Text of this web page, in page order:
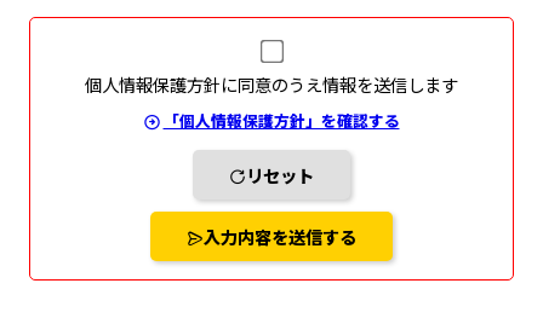
個人情報保護方針に同意のうえ情報を送信します
「個人情報保護方針」を確認する
リセット
入力内容を送信する